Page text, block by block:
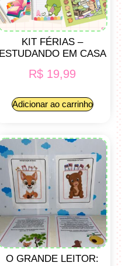
KIT FÉRIAS –
ESTUDANDO EM CASA
R$ 19,99
Adicionar ao carrinho
O GRANDE LEITOR: